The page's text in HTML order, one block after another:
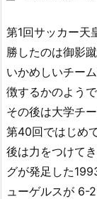
第1回サッカー天
勝したのは御影
いかめしいチー
徴するかのようで
その後は大学チ
第40回ではじめ
後は力をつけて
グが発足した
ューゲルスが 6-